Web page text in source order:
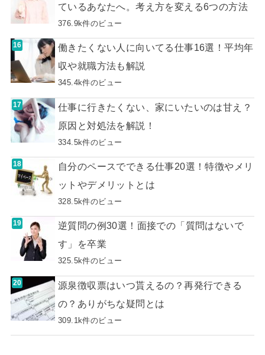
ているあなたへ。考え方を変える6つの方法
376.9k件のビュー
働きたくない人に向いてる仕事16選！平均年
収や就職方法も解説
345.4k件のビュー
仕事に行きたくない、家にいたいのは甘え？
原因と対処法を解説！
334.5k件のビュー
自分のペースでできる仕事20選！特徴やメリ
ットやデメリットとは
328.5k件のビュー
逆質問の例30選！面接での「質問はないで
す」を卒業
325.5k件のビュー
源泉徴収票はいつ貰えるの？再発行できる
の？ありがちな疑問とは
309.1k件のビュー